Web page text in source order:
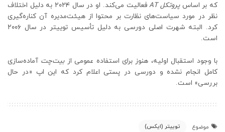
که بر اساسپروتکل AT
فعالیت می‌کند. او در سال ۲۰۲۴ به دلیل اختلاف
نظر در مورد سیاست‌های نظارت بر محتوا از هیئت‌مدیره آن کناره‌گیری
کرد. البته شهرت اصلی دورسی به دلیل تأسیس توییتر در سال ۲۰۰۶
است.
با وجود استقبال اولیه، هنوز برای استفاده عمومی ازبیت‌چت آماده‌سازی
کامل انجام نشده و دورسی در پستی اعلام کرد که این اپ «در حال
بررسی» است.
موضوع توییتر (ایکس)